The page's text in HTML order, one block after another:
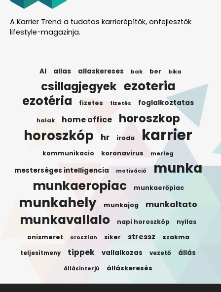
A Karrier Trend a tudatos karrierépítők, önfejlesztők
lifestyle-magazinja.
AI allas allaskereses bak ber bika
csillagjegyek ezoteria
ezotéria fizetes fizetés foglalkoztatas
halak home office horoszkop
horoszkóp hr iroda karrier
kommunikacio koronavirus merleg
mesterséges intelligencia motiváció munka
munkaeropiac munkaerőpiac
munkahely munkajog munkaltato
munkavallalo napi horoszkóp nyilas
onismeret oroszlan siker stressz szakma
teljesitmeny tippek vallalkozas vezető állás
állásinterjú álláskeresés